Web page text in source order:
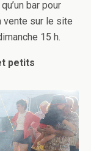
bar pour
vente sur le site
15 h.
petits